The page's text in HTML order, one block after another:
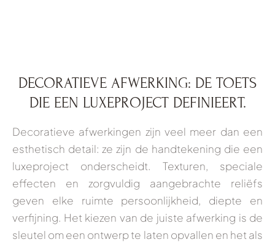
DECORATIEVE AFWERKING: DE TOETS
DIE EEN LUXEPROJECT DEFINIEERT.
Decoratieve afwerkingen zijn veel meer dan een
esthetisch detail: ze zijn de handtekening die een
luxeproject onderscheidt. Texturen, speciale
effecten en zorgvuldig aangebrachte reliëfs
geven elke ruimte persoonlijkheid, diepte en
verfijning. Het kiezen van de juiste afwerking is de
sleutel om een ontwerp te laten opvallen en het als